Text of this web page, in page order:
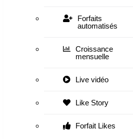
Forfaits
automatisés
Croissance
mensuelle
Live vidéo
Like Story
Forfait Likes